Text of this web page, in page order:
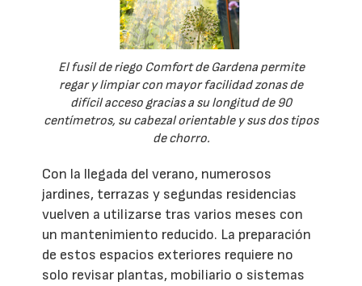
El fusil de riego Comfort de Gardena permite
regar y limpiar con mayor facilidad zonas de
difícil acceso gracias a su longitud de 90
centímetros, su cabezal orientable y sus dos tipos
de chorro.
Con la llegada del verano, numerosos
jardines, terrazas y segundas residencias
vuelven a utilizarse tras varios meses con
un mantenimiento reducido. La preparación
de estos espacios exteriores requiere no
solo revisar plantas, mobiliario o sistemas